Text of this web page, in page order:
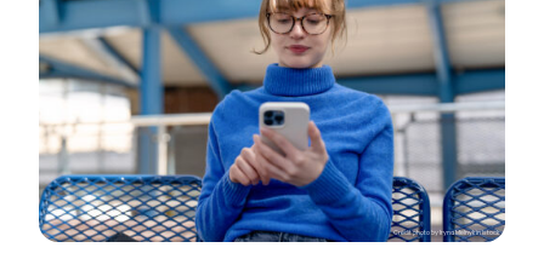
Crédit photo by Iryna Melnyk in Istock